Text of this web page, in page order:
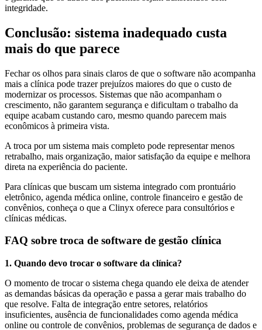
integridade.
Conclusão: sistema inadequado custa
mais do que parece
Fechar os olhos para sinais claros de que o software não acompanha
mais a clínica pode trazer prejuízos maiores do que o custo de
modernizar os processos. Sistemas que não acompanham o
crescimento, não garantem segurança e dificultam o trabalho da
equipe acabam custando caro, mesmo quando parecem mais
econômicos à primeira vista.
A troca por um sistema mais completo pode representar menos
retrabalho, mais organização, maior satisfação da equipe e melhora
direta na experiência do paciente.
Para clínicas que buscam um sistema integrado com prontuário
eletrônico, agenda médica online, controle financeiro e gestão de
convênios, conheça o que a Clinyx oferece para consultórios e
clínicas médicas.
FAQ sobre troca de software de gestão clínica
1. Quando devo trocar o software da clínica?
O momento de trocar o sistema chega quando ele deixa de atender
as demandas básicas da operação e passa a gerar mais trabalho do
que resolve. Falta de integração entre setores, relatórios
insuficientes, ausência de funcionalidades como agenda médica
online ou controle de convênios, problemas de segurança de dados e